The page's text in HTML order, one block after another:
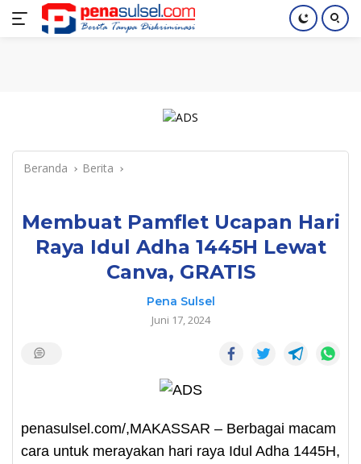
Langsung
Home Nasional Pendidikan Index
Beranda Berita
Membuat Pamflet Ucapan Hari
Raya Idul Adha 1445H Lewat
Canva, GRATIS
Pena Sulsel
Juni 17, 2024
penasulsel.com/,MAKASSAR – Berbagai macam
cara untuk merayakan hari raya Idul Adha 1445H,